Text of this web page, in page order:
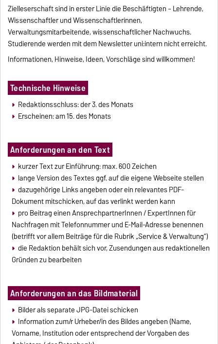
Zielleserschaft sind in erster Linie die Beschäftigten – Lehrende,
Wissenschaftler und Wissenschaftlerinnen,
Verwaltungsmitarbeitende, wissenschaftlicher Nachwuchs.
Studierende werden mit dem Newsletter uni:intern nicht erreicht.
Informationen, Hinweise, Ideen, Vorschläge sind willkommen!
Technische Hinweise
Redaktionsschluss: der 3. des Monats
Erscheinen: am 15. des Monats
Anforderungen an den Text
kurzer Text zur Einführung: max. 600 Zeichen
lange Version des Textes ggf. auf die eigene Webseite stellen
dazugehörige Links angeben oder ein relevantes PDF-
Dokument mitschicken, auf das verlinkt werden kann
pro Beitrag einen AnsprechpartnerInnen / ExpertInnen für
Nachfragen mit Telefonnummer und E-Mail-Adresse benennen
(betrifft vor allem Beiträge für die Rubrik „Service & Verwaltung“)
die Redaktion behält sich vor, Zusendungen aus redaktionellen
Gründen zu bearbeiten
Anforderungen an das Bildmaterial
Bilder als separate JPG-Datei schicken
Information zum/r Urheber/in des Bildes angeben (Name,
Vorname, Institution oder entsprechend der Vorgaben des